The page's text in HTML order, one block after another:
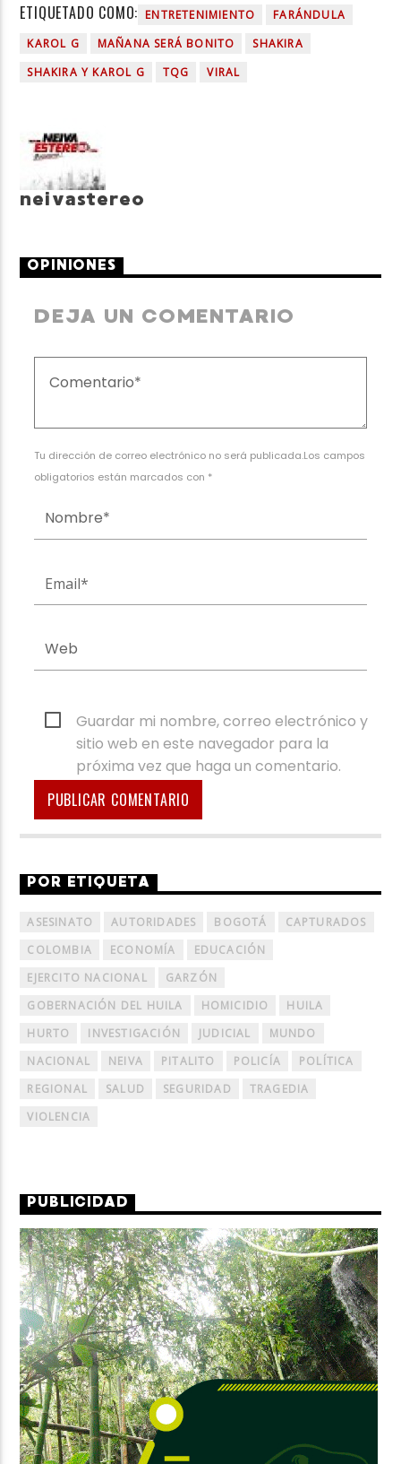
ETIQUETADO COMO: ENTRETENIMIENTO
FARÁNDULA
KAROL G
MAÑANA SERÁ BONITO
SHAKIRA
SHAKIRA Y KAROL G
TQG VIRAL
neivastereo
OPINIONES
DEJA UN COMENTARIO
Tu dirección de correo electrónico no será publicada.Los campos
obligatorios están marcados con *
Guardar mi nombre, correo electrónico y
sitio web en este navegador para la
próxima vez que haga un comentario.
POR ETIQUETA
ASESINATO AUTORIDADES BOGOTÁ
CAPTURADOS
COLOMBIA
ECONOMÍA
EDUCACIÓN
EJERCITO NACIONAL
GARZÓN
GOBERNACIÓN DEL HUILA
HOMICIDIO
HUILA
HURTO
INVESTIGACIÓN JUDICIAL
MUNDO
NACIONAL
NEIVA PITALITO POLICÍA
POLÍTICA
REGIONAL
SALUD SEGURIDAD
TRAGEDIA
VIOLENCIA
PUBLICIDAD